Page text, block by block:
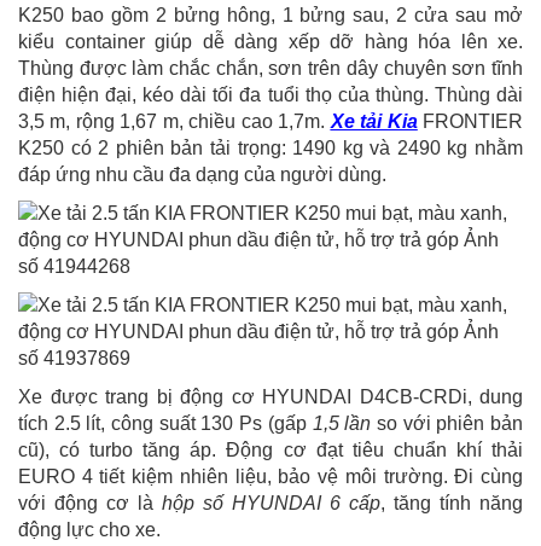
K250 bao gồm 2 bửng hông, 1 bửng sau, 2 cửa sau mở
kiểu container giúp dễ dàng xếp dỡ hàng hóa lên xe.
Thùng được làm chắc chắn, sơn trên dây chuyên sơn tĩnh
điện hiện đại, kéo dài tối đa tuổi thọ của thùng. Thùng dài
3,5 m, rộng 1,67 m, chiều cao 1,7m. Xe tải KiaFRONTIER
K250 có 2 phiên bản tải trọng: 1490 kg và 2490 kg nhằm
đáp ứng nhu cầu đa dạng của người dùng.
Xe được trang bị động cơ HYUNDAI D4CB-CRDi, dung
tích 2.5 lít, công suất 130 Ps (gấp 1,5 lần so với phiên bản
cũ), có turbo tăng áp. Động cơ đạt tiêu chuẩn khí thải
EURO 4 tiết kiệm nhiên liệu, bảo vệ môi trường. Đi cùng
với động cơ là hộp số HYUNDAI 6 cấp, tăng tính năng
động lực cho xe.